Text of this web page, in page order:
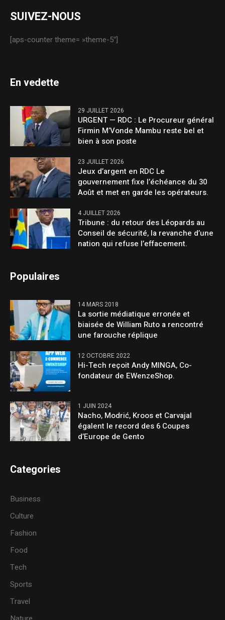
SUIVEZ-NOUS
[aps-counter theme= »theme-5″]
En vedette
29 JUILLET 2026
URGENT — RDC : Le Procureur général
Firmin M’Vonde Mambu reste bel et
bien à son poste
23 JUILLET 2026
Jeux d’argent en RDC Le
gouvernement fixe l’échéance du 30
Août et met en garde les opérateurs.
4 JUILLET 2026
Tribune : du retour des Léopards au
Conseil de sécurité, la revanche d’une
nation qui refuse l’effacement.
Populaires
14 MARS 2018
La sortie médiatique erronée et
biaisée de William Ruto a rencontré
une farouche réplique
12 OCTOBRE 2022
Hi-Tech reçoit Andy MINGA, Co-
fondateur de EWenzeShop.
1 JUIN 2024
Nacho, Modrić, Kroos et Carvajal
égalent le record des 6 Coupes
d’Europe de Gento
Categories
Business
Culture
Fashion
Food
Tech
Sports
Travel